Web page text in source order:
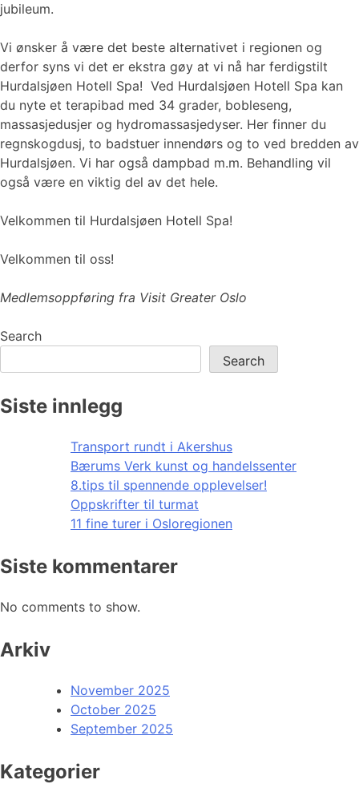
jubileum.
Vi ønsker å være det beste alternativet i regionen og
derfor syns vi det er ekstra gøy at vi nå har ferdigstilt
Hurdalsjøen Hotell Spa! Ved Hurdalsjøen Hotell Spa kan
du nyte et terapibad med 34 grader, bobleseng,
massasjedusjer og hydromassasjedyser. Her finner du
regnskogdusj, to badstuer innendørs og to ved bredden av
Hurdalsjøen. Vi har også dampbad m.m. Behandling vil
også være en viktig del av det hele.
Velkommen til Hurdalsjøen Hotell Spa!
Velkommen til oss!
Medlemsoppføring fra Visit Greater Oslo
Search
Search
Siste innlegg
Transport rundt i Akershus
Bærums Verk kunst og handelssenter
8.tips til spennende opplevelser!
Oppskrifter til turmat
11 fine turer i Osloregionen
Siste kommentarer
No comments to show.
Arkiv
November 2025
October 2025
September 2025
Kategorier